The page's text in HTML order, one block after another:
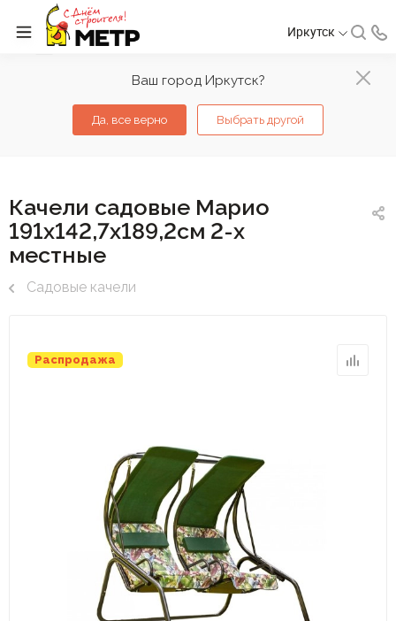
Ваш город Иркутск?
Да, все верно Выбрать другой
Иркутск
Качели садовые Марио
191х142,7х189,2см 2-х
местные
Садовые качели
Распродажа